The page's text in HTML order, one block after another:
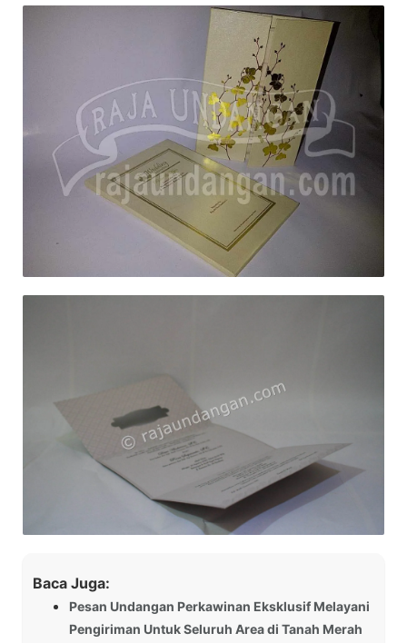
Baca Juga:
Pesan Undangan Perkawinan Eksklusif Melayani
Pengiriman Untuk Seluruh Area di Tanah Merah